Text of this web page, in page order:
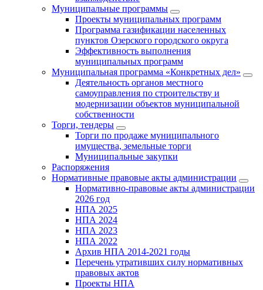
Муниципальные программы
Проекты муниципальных программ
Программа газификации населенных
пунктов Озерского городского округа
Эффективность выполнения
муниципальных программ
Муниципальная программа «Конкретных дел»
Деятельность органов местного
самоуправления по строительству и
модернизации объектов муниципальной
собственности
Торги, тендеры
Торги по продаже муниципального
имущества, земельные торги
Муниципальные закупки
Распоряжения
Нормативные правовые акты администрации
Нормативно-правовые акты администрации
2026 год
НПА 2025
НПА 2024
НПА 2023
НПА 2022
Архив НПА 2014-2021 годы
Перечень утративших силу нормативных
правовых актов
Проекты НПА